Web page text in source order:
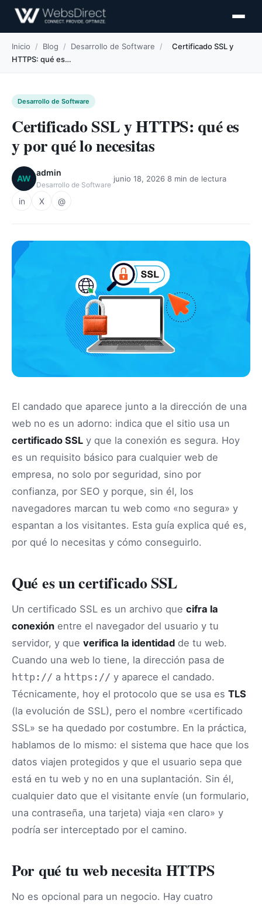
Inicio / Blog / Desarrollo de Software /
Certificado SSL y
HTTPS: qué es…
Desarrollo de Software
Certificado SSL y HTTPS: qué es
y por qué lo necesitas
AW
admin
Desarrollo de Software
junio 18, 2026 8 min de lectura
in X @
El candado que aparece junto a la dirección de una
web no es un adorno: indica que el sitio usa un
certificado SSL y que la conexión es segura. Hoy
es un requisito básico para cualquier web de
empresa, no solo por seguridad, sino por
confianza, por SEO y porque, sin él, los
navegadores marcan tu web como «no segura» y
espantan a los visitantes. Esta guía explica qué es,
por qué lo necesitas y cómo conseguirlo.
Qué es un certificado SSL
Un certificado SSL es un archivo que cifra la
conexión entre el navegador del usuario y tu
servidor, y que verifica la identidad de tu web.
Cuando una web lo tiene, la dirección pasa de
http:// a https:// y aparece el candado.
Técnicamente, hoy el protocolo que se usa es TLS
(la evolución de SSL), pero el nombre «certificado
SSL» se ha quedado por costumbre. En la práctica,
hablamos de lo mismo: el sistema que hace que los
datos viajen protegidos y que el usuario sepa que
está en tu web y no en una suplantación. Sin él,
cualquier dato que el visitante envíe (un formulario,
una contraseña, una tarjeta) viaja «en claro» y
podría ser interceptado por el camino.
Por qué tu web necesita HTTPS
No es opcional para un negocio. Hay cuatro